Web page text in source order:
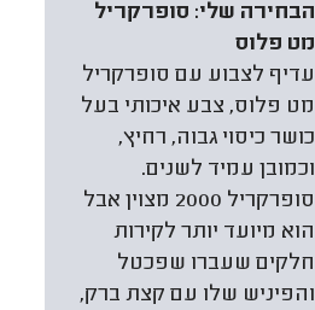
הבחירה שלי: סופרקריל
מט פלוס
עדיף לצבוע עם סופרקריל
מט פלוס, צבע איכותי בעל
כושר כיסוי גבוה, רחיץ,
וכמובן עמיד לשנים.
סופרקריל 2000 מצוין אבל
הוא מיועד יותר לקירות
חלקים שעברו שפכטל
והפיניש שלו עם קצת ברק,